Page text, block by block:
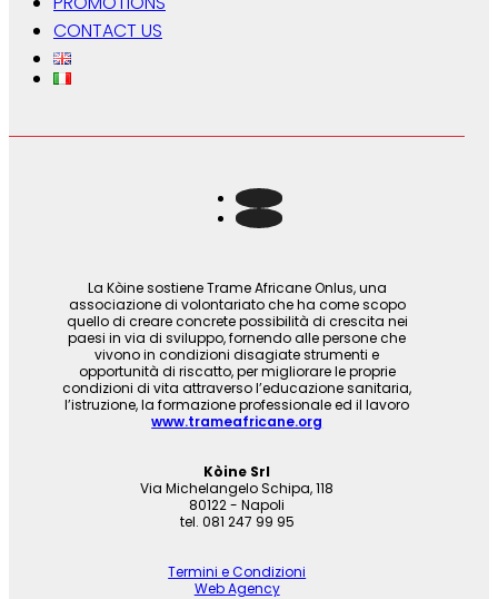
CONTACT US
La Kòine sostiene Trame Africane Onlus, una
associazione di volontariato che ha come scopo
quello di creare concrete possibilità di crescita nei
paesi in via di sviluppo, fornendo alle persone che
vivono in condizioni disagiate strumenti e
opportunità di riscatto, per migliorare le proprie
condizioni di vita attraverso l’educazione sanitaria,
l’istruzione, la formazione professionale ed il lavoro
www.trameafricane.org
Kòine Srl
Via Michelangelo Schipa, 118
80122 - Napoli
tel. 081 247 99 95
Termini e Condizioni
Web Agency